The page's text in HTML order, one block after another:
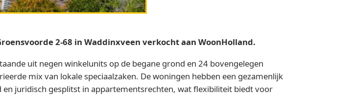
2-68 in Waddinxveen verkocht aan WoonHolland.
uit negen winkelunits op de begane grond en 24 bovengelegen
mix van lokale speciaalzaken. De woningen hebben een gezamenlijk
juridisch gesplitst in appartementsrechten, wat flexibiliteit biedt voor